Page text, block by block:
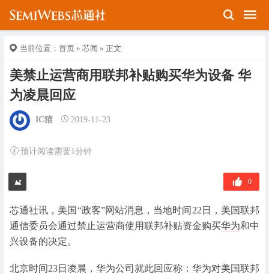
当前位置： 首页 » 芯闻 » 正文
美禁止运营商用联邦补贴购买华为设备 华
为凌晨回应
IC猫 2019-11-23
预计阅读需要1分钟
0
芯通社讯，美国“政客”网站消息，当地时间22日，美国联邦
通信委员会通过禁止运营商使用联邦补贴资金购买华为和中
兴设备的决定。
北京时间23日凌晨，华为公司就此回应称：华为对美国联邦